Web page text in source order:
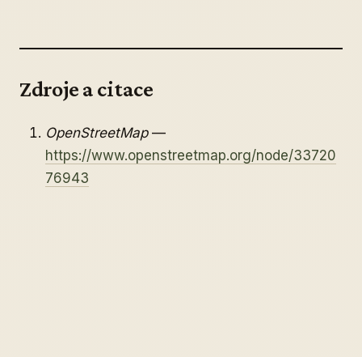
Zdroje a citace
OpenStreetMap—
https://www.openstreetmap.org/node/33720
76943